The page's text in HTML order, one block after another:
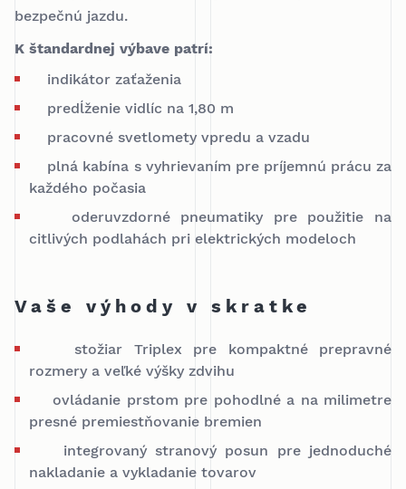
bezpečnú jazdu.
K štandardnej výbave patrí:
indikátor zaťaženia
predĺženie vidlíc na 1,80 m
pracovné svetlomety vpredu a vzadu
plná kabína s vyhrievaním pre príjemnú prácu za
každého počasia
oderuvzdorné pneumatiky pre použitie na
citlivých podlahách pri elektrických modeloch
Vaše výhody v skratke
stožiar Triplex pre kompaktné prepravné
rozmery a veľké výšky zdvihu
ovládanie prstom pre pohodlné a na milimetre
presné premiestňovanie bremien
integrovaný stranový posun pre jednoduché
nakladanie a vykladanie tovarov